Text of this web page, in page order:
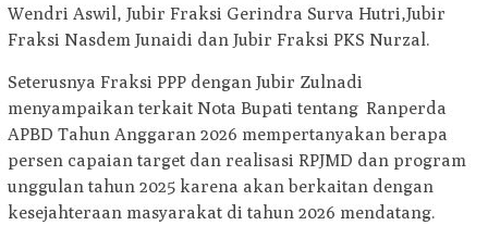
Wendri Aswil, Jubir Fraksi Gerindra Surva Hutri,Jubir
Fraksi Nasdem Junaidi dan Jubir Fraksi PKS Nurzal.
Seterusnya Fraksi PPP dengan Jubir Zulnadi
menyampaikan terkait Nota Bupati tentang Ranperda
APBD Tahun Anggaran 2026 mempertanyakan berapa
persen capaian target dan realisasi RPJMD dan program
unggulan tahun 2025 karena akan berkaitan dengan
kesejahteraan masyarakat di tahun 2026 mendatang.